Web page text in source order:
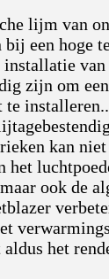
lijm van
een hoge
installatie
zijn om
te installeren..
kan
het
ook de
het